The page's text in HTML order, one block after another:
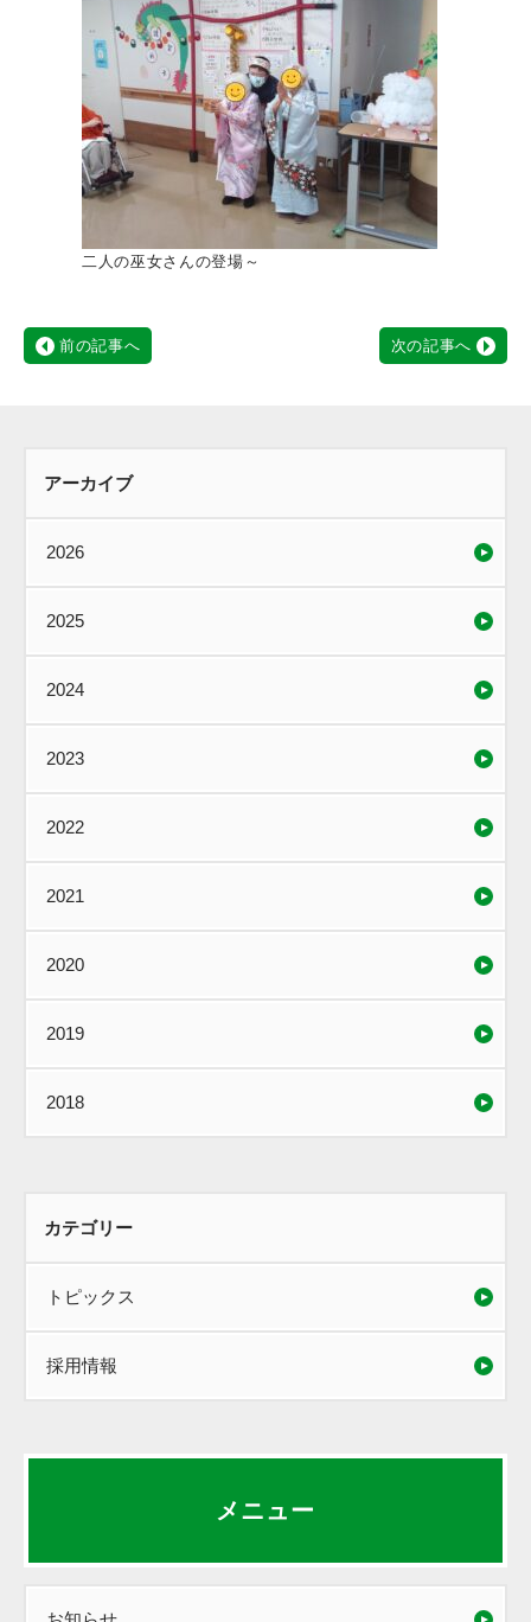
二人の巫女さんの登場～
前の記事へ 次の記事へ
アーカイブ
2026
2025
2024
2023
2022
2021
2020
2019
2018
カテゴリー
トピックス
採用情報
メニュー